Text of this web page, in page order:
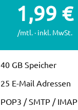
1,99 €
/mtl. · inkl. MwSt.
40 GB Speicher
25 E-Mail Adressen
POP3 / SMTP / IMAP